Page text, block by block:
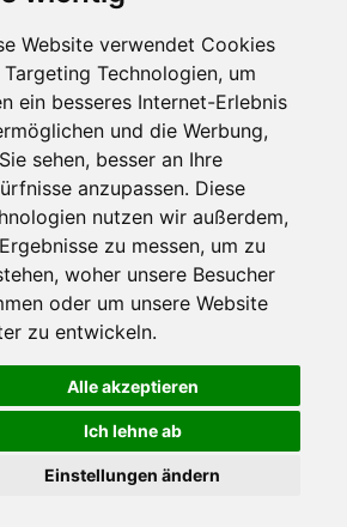
Website verwendet Cookies
Targeting Technologien, um
ein besseres Internet-Erlebnis
und die Werbung,
sehen, besser an Ihre
anzupassen. Diese
nutzen wir außerdem,
zu messen, um zu
woher unsere Besucher
oder um unsere Website
zu entwickeln.
Alle akzeptieren
Ich lehne ab
Einstellungen ändern
um Informationen auf Ihrem Computer zu speichern.
unsere Seite funktioniert, andere helfen uns dabei, das
Mit der Nutzung dieser Seite erklären Sie sich damit
Gewerbetreibende
Investoren
Medien
Facebook
Twitter
YouTube
Google+